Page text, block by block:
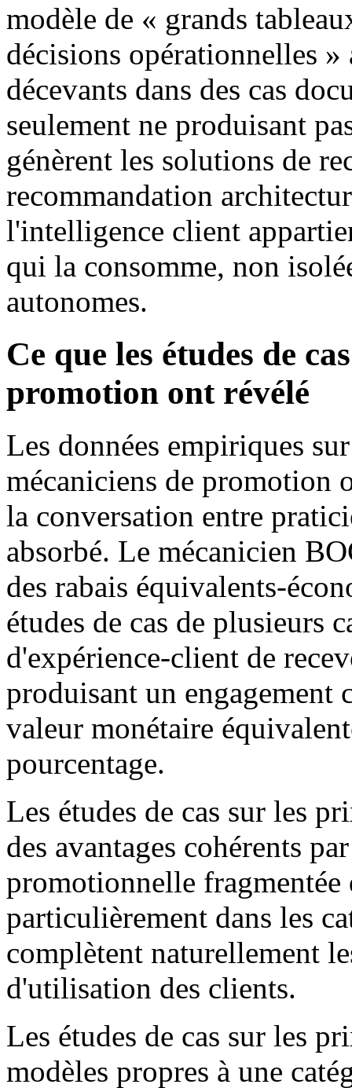
modèle de « grands
décisions opérationnelles
décevants dans des cas
seulement ne produisant
génèrent les solutions de
recommandation
l'intelligence client
qui la consomme, non
autonomes.
Ce que les études de
promotion ont révélé
Les données empiriques
mécaniciens de promotion
la conversation entre
absorbé. Le mécanicien
des rabais équivalents-
études de cas de plusieurs
d'expérience-client de
produisant un
valeur monétaire
pourcentage.
Les études de cas sur les
des avantages cohérents
promotionnelle
particulièrement dans les
complètent naturellement
d'utilisation des clients.
Les études de cas sur les
modèles propres à une